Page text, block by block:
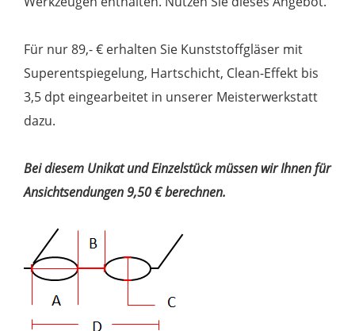
Für nur 89,- € erhalten Sie Kunststoffgläser mit
Superentspiegelung, Hartschicht, Clean-Effekt bis
3,5 dpt eingearbeitet in unserer Meisterwerkstatt
dazu.
Bei diesem Unikat und Einzelstück müssen wir Ihnen für
Ansichtsendungen 9,50 € berechnen.